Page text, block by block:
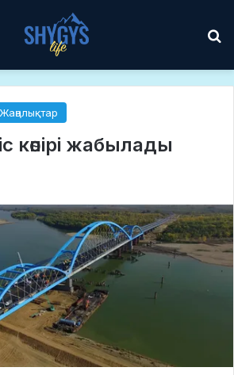
Жаңалықтар
көпірі жабылады